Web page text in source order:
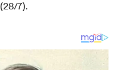
7).